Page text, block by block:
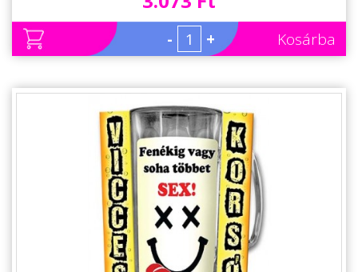
- + Kosárba